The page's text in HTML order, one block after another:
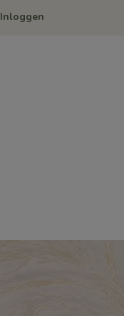
Inloggen